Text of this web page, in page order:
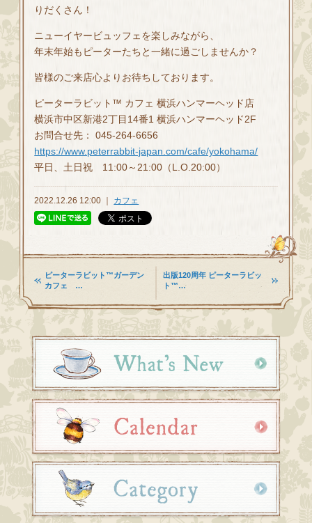
りだくさん！
ニューイヤービュッフェを楽しみながら、
年末年始もピーターたちと一緒に過ごしませんか？
皆様のご来店心よりお待ちしております。
ピーターラビット™ カフェ 横浜ハンマーヘッド店
横浜市中区新港2丁目14番1 横浜ハンマーヘッド2F
お問合せ先： 045-264-6656
https://www.peterrabbit-japan.com/cafe/yokohama/
平日、土日祝 11:00～21:00（L.O.20:00）
2022.12.26 12:00 ｜ カフェ
ピーターラビット™ガーデン
カフェ …
出版120周年 ピーターラビッ
ト™…